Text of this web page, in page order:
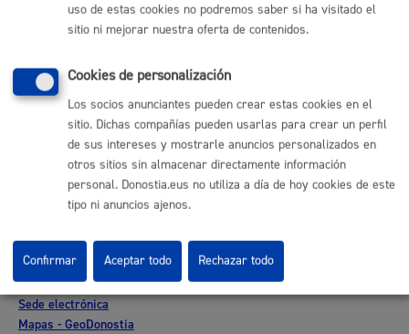
Sebastián
(gratuito desde Donostia / San Sebastián)
(+34) 943 481 000
Buzón de la ciudadanía
Informar de un error en la web
Ofertas de empleo
Perfil del contratante
Sede electrónica
Mapas - GeoDonostia
uso de estas cookies no podremos saber si ha visitado el
sitio ni mejorar nuestra oferta de contenidos.
Cookies de personalización
Los socios anunciantes pueden crear estas cookies en el
sitio. Dichas compañías pueden usarlas para crear un perfil
de sus intereses y mostrarle anuncios personalizados en
otros sitios sin almacenar directamente información
personal. Donostia.eus no utiliza a día de hoy cookies de este
tipo ni anuncios ajenos.
Rechazar todo
Confirmar Aceptar todo